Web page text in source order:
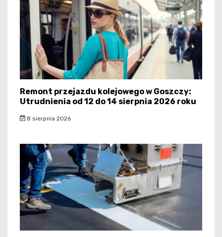
Remont przejazdu kolejowego w Goszczy:
Utrudnienia od 12 do 14 sierpnia 2026 roku
8 sierpnia 2026